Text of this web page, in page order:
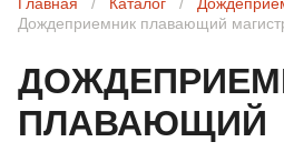
ЛЮКИ
ДОЖДЕПРИЕМНИКИ
Дождеприемник плавающий
ПЛАВАЮЩИЙ